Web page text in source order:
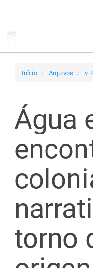
Início Arquivos v.
Água
torno